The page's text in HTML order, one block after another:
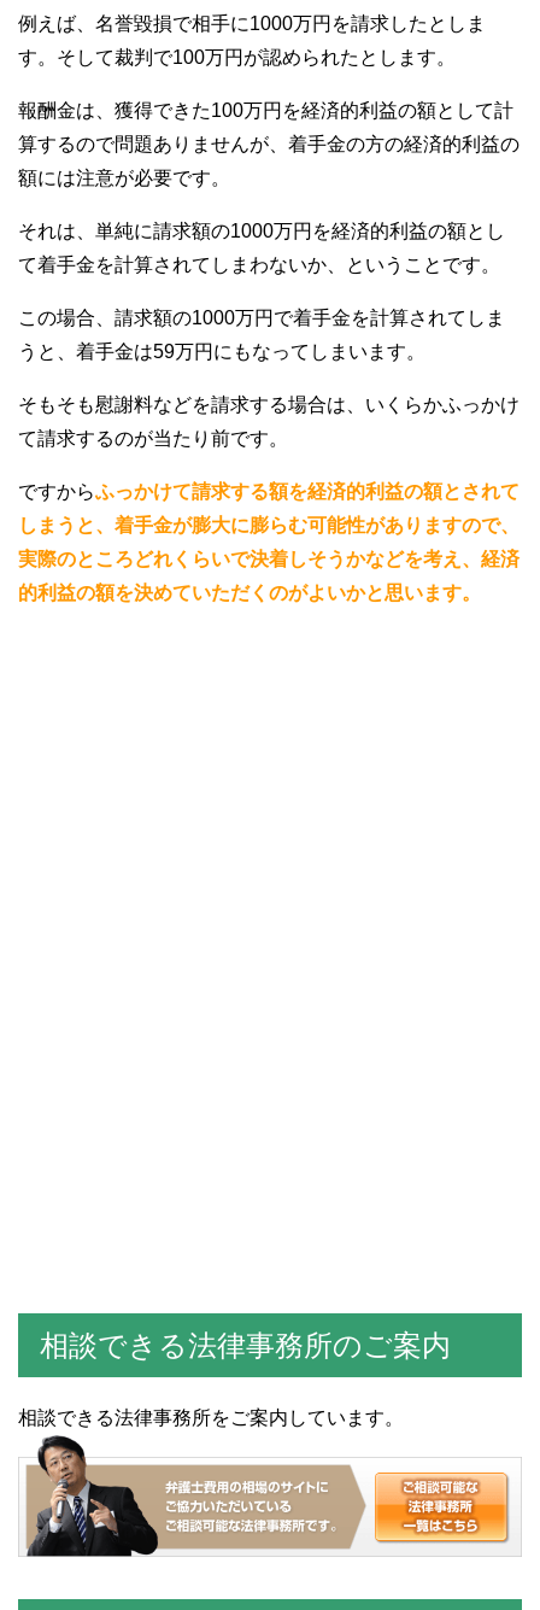
例えば、名誉毀損で相手に1000万円を請求したとしま
す。そして裁判で100万円が認められたとします。
報酬金は、獲得できた100万円を経済的利益の額として計
算するので問題ありませんが、着手金の方の経済的利益の
額には注意が必要です。
それは、単純に請求額の1000万円を経済的利益の額とし
て着手金を計算されてしまわないか、ということです。
この場合、請求額の1000万円で着手金を計算されてしま
うと、着手金は59万円にもなってしまいます。
そもそも慰謝料などを請求する場合は、いくらかふっかけ
て請求するのが当たり前です。
ですからふっかけて請求する額を経済的利益の額とされて
しまうと、着手金が膨大に膨らむ可能性がありますので、
実際のところどれくらいで決着しそうかなどを考え、経済
的利益の額を決めていただくのがよいかと思います。
相談できる法律事務所のご案内
相談できる法律事務所をご案内しています。